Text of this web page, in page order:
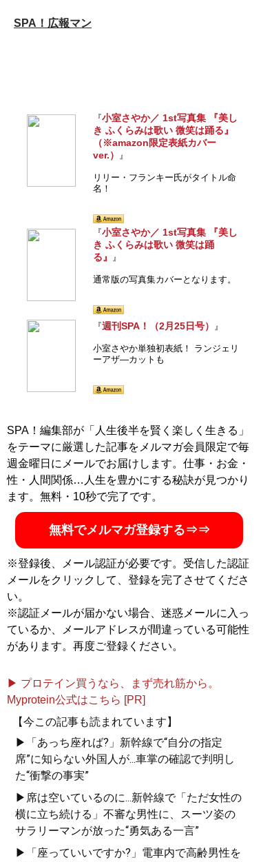
SPA！広報マン
『小室さやか／ 1st写真集 『美し
き ふくらみは歌い 微笑は踊る』
（※amazon限定表紙カバー
ver.） 』
リリー・フランキー氏がタイトル命
名！
『小室さやか／ 1st写真集 『美し
き ふくらみは歌い 微笑は踊
る』 』
通常版の写真集カバーとなります。
『週刊SPA！（2月25日号） 』
小室さやか単独初表紙！ ランジェリ
ーアザ―カットも
SPA！編集部が「人生後半を賢く楽しく生きる」
をテーマに厳選した記事をメルマガ会員限定で毎
週金曜日にメールでお届けします。仕事・お金・
性・人間関係…人生を豊かにする秘訣が見つかり
ます。無料・10秒で完了です。
無料でメルマガ登録する⇒⇒
※登録後、メール認証が必要です。受信した認証
メールをクリックして、登録を完了させてくださ
い。
※認証メールが届かない場合、迷惑メールに入っ
ているか、メールアドレスが間違っている可能性
があります。再度ご登録ください。
▶ プロテイン買うなら、まず売れ筋から。
Myprotein公式はこちら [PR]
【今この記事も読まれています】
▶「あっち座れば?」新幹線で“自分の指定
席”に知らない外国人が...車掌の確認で判明し
た“衝撃の事実”
▶席は空いているのに...新幹線で「ただ女性の
横に立ち続ける」不審な男性に、スーツ姿の
サラリーマンが放った“勇気ある一言”
▶「座っていいですか?」電車内で高齢男性を